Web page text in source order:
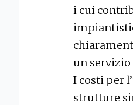
i cui
un servizio
I costi per
strutture